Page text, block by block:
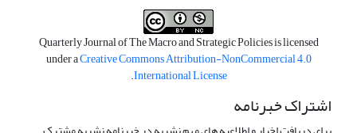
Quarterly Journal of The Macro and Strategic Policies is licensed
under aCreative Commons Attribution-NonCommercial 4.0
International License
.
اشتراک خبرنامه